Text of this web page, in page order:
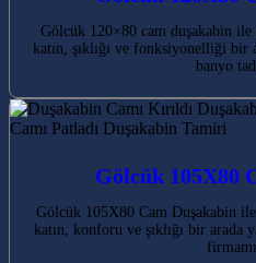
Gölcük 120×80 cam duşakabin
katın, şıklığı ve fonksiyonelliği bir
banyo
Gölcük 105X80
Gölcük 105X80 Cam Duşakabin
katın, konforu ve şıklığı bir arada